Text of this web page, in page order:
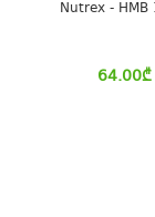
Nutrex - HMB
64.00₾